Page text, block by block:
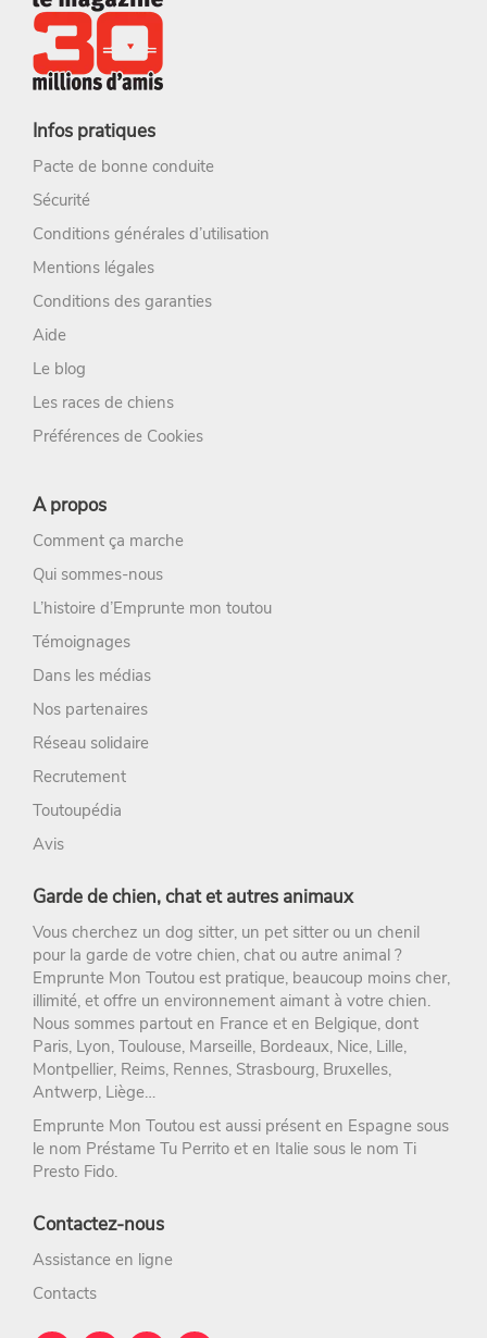
Infos pratiques
Pacte de bonne conduite
Sécurité
Conditions générales d’utilisation
Mentions légales
Conditions des garanties
Aide
Le blog
Les races de chiens
Préférences de Cookies
A propos
Comment ça marche
Qui sommes-nous
L’histoire d’Emprunte mon toutou
Témoignages
Dans les médias
Nos partenaires
Réseau solidaire
Recrutement
Toutoupédia
Avis
Garde de chien, chat et autres animaux
Vous cherchez un dog sitter, un pet sitter ou un chenil
pour la garde de votre chien, chat ou autre animal ?
Emprunte Mon Toutou est pratique, beaucoup moins cher,
illimité, et offre un environnement aimant à votre chien.
Nous sommes partout en France et en Belgique, dont
Paris, Lyon, Toulouse, Marseille, Bordeaux, Nice, Lille,
Montpellier, Reims, Rennes, Strasbourg, Bruxelles,
Antwerp, Liège…
Emprunte Mon Toutou est aussi présent en Espagne sous
le nom Préstame Tu Perrito et en Italie sous le nom Ti
Presto Fido.
Contactez-nous
Assistance en ligne
Contacts